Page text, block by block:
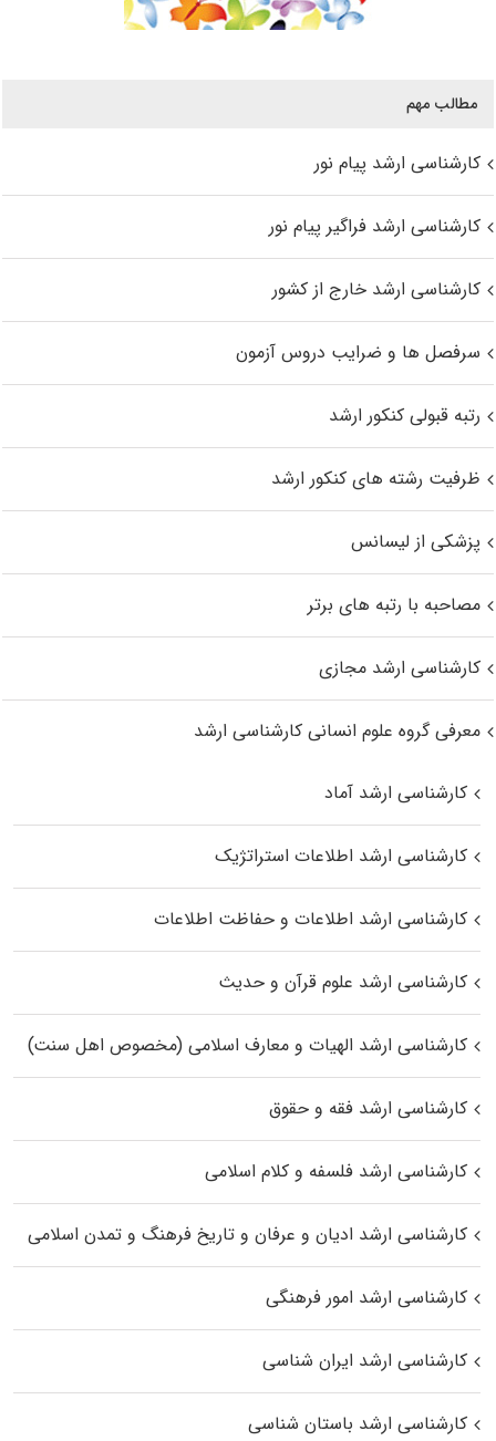
مطالب مهم
کارشناسی ارشد پیام نور
کارشناسی ارشد فراگیر پیام نور
کارشناسی ارشد خارج از کشور
سرفصل ها و ضرایب دروس آزمون
رتبه قبولی کنکور ارشد
ظرفیت رشته های کنکور ارشد
پزشکی از لیسانس
مصاحبه با رتبه های برتر
کارشناسی ارشد مجازی
معرفی گروه علوم انسانی کارشناسی ارشد
کارشناسی ارشد آماد
کارشناسی ارشد اطلاعات استراتژیک
کارشناسی ارشد اطلاعات و حفاظت اطلاعات
کارشناسی ارشد علوم قرآن و حدیث
کارشناسی ارشد الهیات و معارف اسلامی (مخصوص اهل سنت)
کارشناسی ارشد فقه و حقوق
کارشناسی ارشد فلسفه و کلام اسلامی
کارشناسی ارشد ادیان و عرفان و تاریخ فرهنگ و تمدن اسلامی
کارشناسی ارشد امور فرهنگی
کارشناسی ارشد ایران شناسی
کارشناسی ارشد باستان شناسی